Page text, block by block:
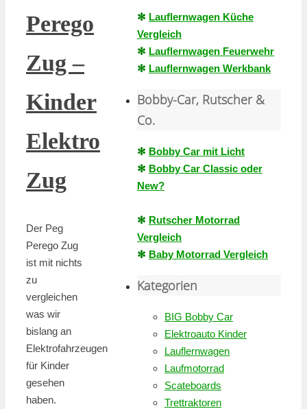
Perego
Zug –
Kinder
Elektro
Zug
Der Peg
Perego Zug
ist mit nichts
zu
vergleichen
was wir
bislang an
Elektrofahrzeugen
für Kinder
gesehen
haben.
✻ Lauflernwagen Küche
Vergleich
✻ Lauflernwagen Feuerwehr
✻ Lauflernwagen Werkbank
Bobby-Car, Rutscher &
Co.
✻ Bobby Car mit Licht
✻ Bobby Car Classic oder
New?
✻ Rutscher Motorrad
Vergleich
✻ Baby Motorrad Vergleich
Kategorien
BIG Bobby Car
Elektroauto Kinder
Lauflernwagen
Laufmotorrad
Scateboards
Trettraktoren